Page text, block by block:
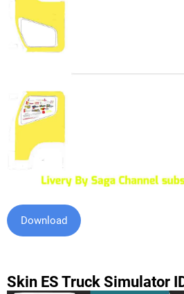
Download
Skin ES Truck Simulator